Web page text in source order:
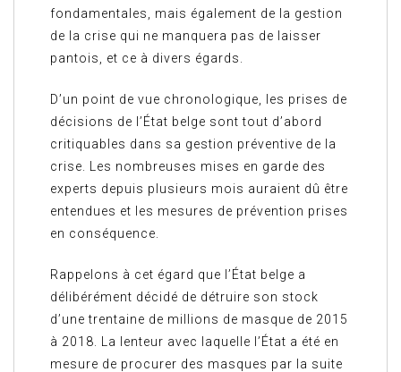
fondamentales, mais également de la gestion
de la crise qui ne manquera pas de laisser
pantois, et ce à divers égards.
D’un point de vue chronologique, les prises de
décisions de l’État belge sont tout d’abord
critiquables dans sa gestion préventive de la
crise. Les nombreuses mises en garde des
experts depuis plusieurs mois auraient dû être
entendues et les mesures de prévention prises
en conséquence.
Rappelons à cet égard que l’État belge a
délibérément décidé de détruire son stock
d’une trentaine de millions de masque de 2015
à 2018. La lenteur avec laquelle l’État a été en
mesure de procurer des masques par la suite